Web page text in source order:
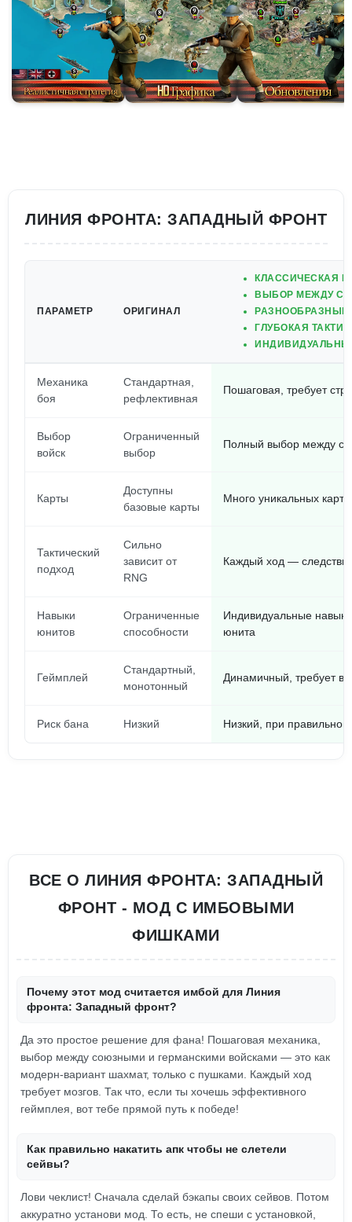
ЛИНИЯ ФРОНТА: ЗАПАДНЫЙ ФРОНТ
ПАРАМЕТР ОРИГИНАЛ
КЛАССИЧЕСКАЯ
ВЫБОР МЕЖДУ
ГЛУБОКАЯ
Механика
боя
Стандартная,
рефлективная
Пошаговая, требует
Выбор
войск
Ограниченный
выбор
Полный выбор между
Карты
Доступны
базовые карты
Много уникальных карт
Тактический
подход
Сильно
зависит от
RNG
Каждый ход —
Навыки
юнитов
Ограниченные
способности
Индивидуальные
юнита
Геймплей
Стандартный,
монотонный
Динамичный, требует
Риск бана Низкий Низкий, при правильной
ВСЕ О ЛИНИЯ ФРОНТА: ЗАПАДНЫЙ
ФРОНТ - МОД С ИМБОВЫМИ
ФИШКАМИ
Почему этот мод считается имбой для Линия
фронта: Западный фронт?
Да это простое решение для фана! Пошаговая механика,
выбор между союзными и германскими войсками — это как
модерн-вариант шахмат, только с пушками. Каждый ход
требует мозгов. Так что, если ты хочешь эффективного
геймплея, вот тебе прямой путь к победе!
Как правильно накатить апк чтобы не слетели
сейвы?
Лови чеклист! Сначала сделай бэкапы своих сейвов. Потом
аккуратно установи мод. То есть, не спеши с установкой,